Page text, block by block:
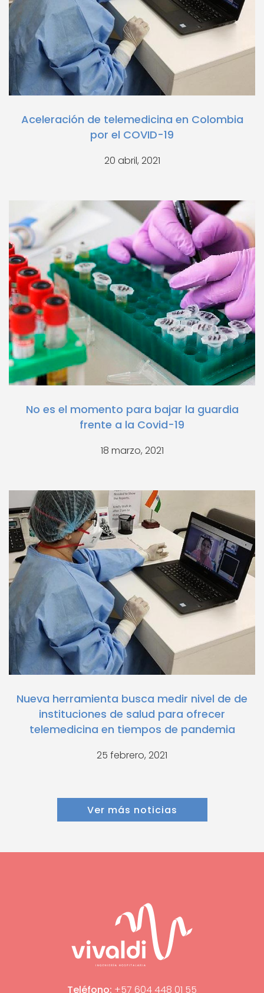
Aceleración de telemedicina en Colombia
por el COVID-19
20 abril, 2021
No es el momento para bajar la guardia
frente a la Covid-19
18 marzo, 2021
Nueva herramienta busca medir nivel de de
instituciones de salud para ofrecer
telemedicina en tiempos de pandemia
25 febrero, 2021
Ver más noticias
Teléfono: +57 604 448 01 55